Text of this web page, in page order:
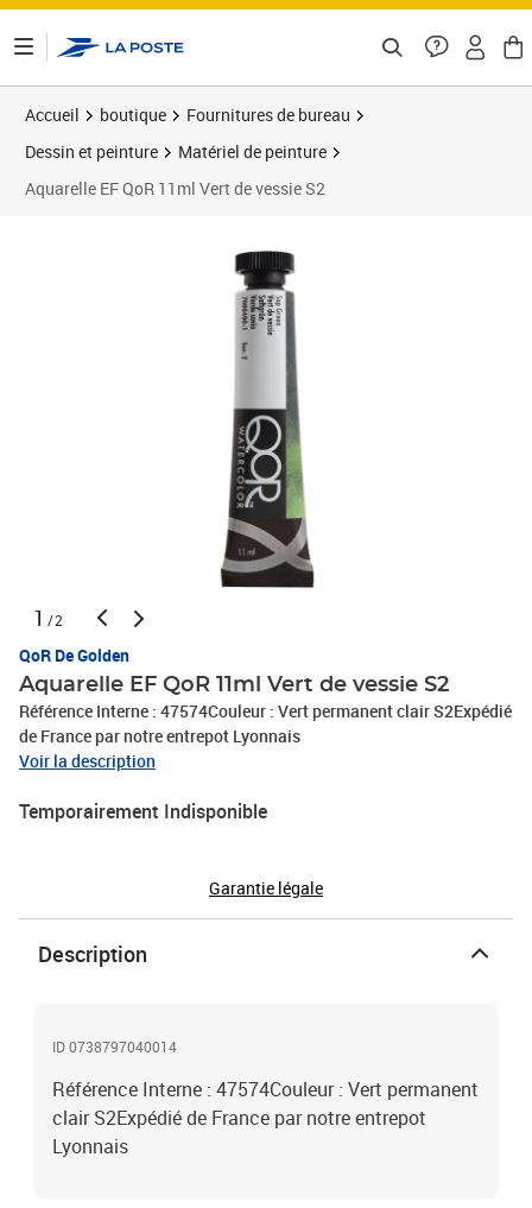
Accueil boutique
Fournitures de bureau
Dessin et peinture
Matériel de peinture
Aquarelle EF QoR 11ml Vert de vessie S2
1 /2
QoR De Golden
Aquarelle EF QoR 11ml Vert de vessie S2
Référence Interne : 47574Couleur : Vert permanent clair S2Expédié
de France par notre entrepot Lyonnais
Voir la description
Temporairement Indisponible
Garantie légale
Description
ID 0738797040014
Référence Interne : 47574Couleur : Vert permanent
clair S2Expédié de France par notre entrepot
Lyonnais